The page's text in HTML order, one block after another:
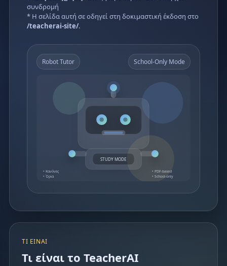
συνδρομή
* Η σελίδα αυτή σε οδηγεί στη δοκιμαστική έκδοση στο
/teacherai-site/.
Robot Tutor School-Only Mode
STUDY MODE
• Κανόνες
• Όρια
• PDF-based
• School-only
ΤΙ ΕΊΝΑΙ
Τι είναι το TeacherAI